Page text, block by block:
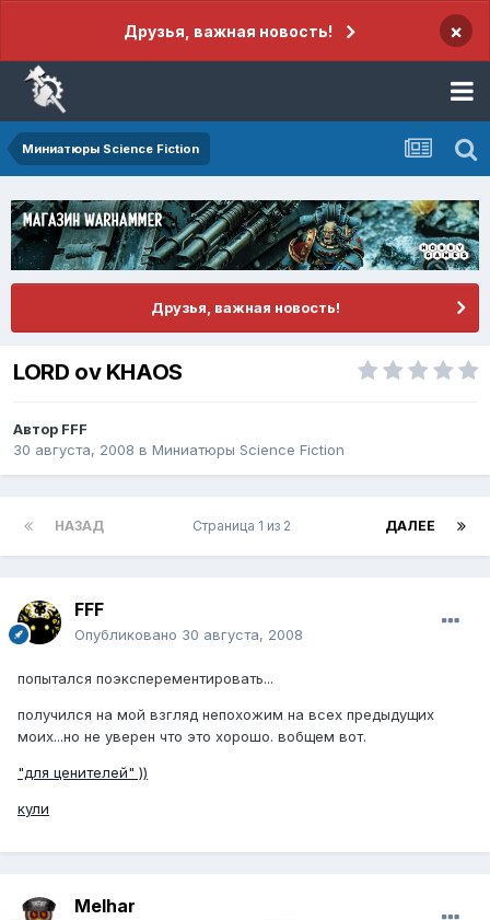
Друзья, важная новость! ×
Миниатюры Science Fiction
Друзья, важная новость!
LORD ov KHAOS
Автор FFF
30 августа, 2008 в Миниатюры Science Fiction
НАЗАД ДАЛЕЕ
Страница 1 из 2
FFF
Опубликовано 30 августа, 2008
попытался поэксперементировать...
получился на мой взгляд непохожим на всех предыдущих
моих...но не уверен что это хорошо. вобщем вот.
"для ценителей" ))
кули
Melhar